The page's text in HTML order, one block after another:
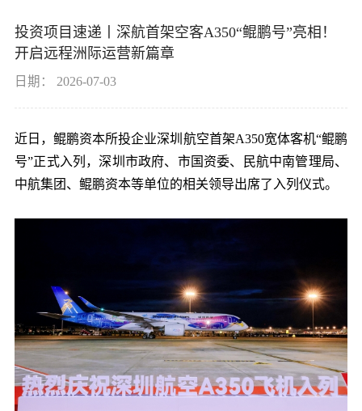
党的建
联系我
投资项目速递丨深航首架空客A350“鲲鹏号”亮相！
开启远程洲际运营新篇章
日期： 2026-07-03
近日，鲲鹏资本所投企业深圳航空首架A350宽体客机“鲲鹏
号”正式入列，深圳市政府、市国资委、民航中南管理局、
中航集团、鲲鹏资本等单位的相关领导出席了入列仪式。